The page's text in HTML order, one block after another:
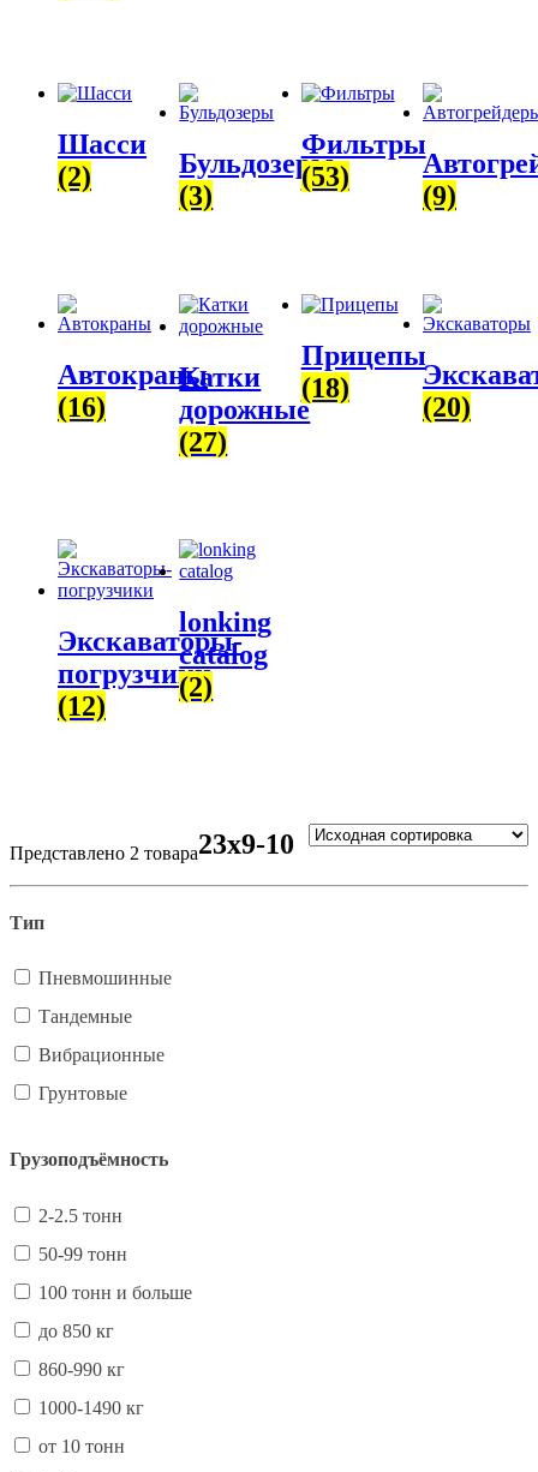
Шасси
(2)
Бульдозеры
(3)
Фильтры
(53)
(9)
Автокраны
(16)
Катки
дорожные
(27)
Прицепы
(18)
(20)
Экскаваторы-
погрузчики
(12)
lonking
catalog
(2)
Представлено 2 товара23х9-10
Тип
Пневмошинные
Тандемные
Вибрационные
Грунтовые
Грузоподъёмность
2-2.5 тонн
50-99 тонн
100 тонн и больше
до 850 кг
860-990 кг
1000-1490 кг
от 10 тонн